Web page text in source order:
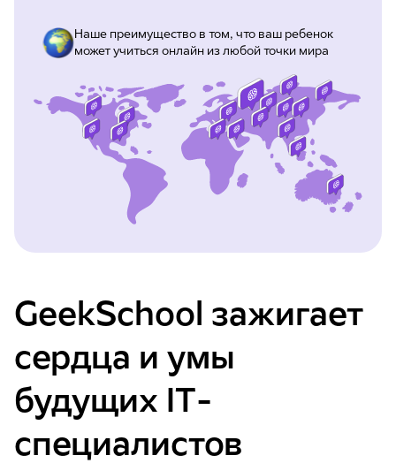
Наше преимущество в том, что ваш ребенок
может учиться онлайн из любой точки мира
GeekSchool зажигает
сердца и умы
будущих IT-
специалистов